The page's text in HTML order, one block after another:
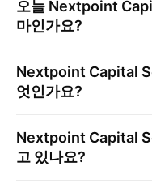
오늘 Nextpoint
마인가요?
Nextpoint Capital
엇인가요?
Nextpoint Capital
고 있나요?